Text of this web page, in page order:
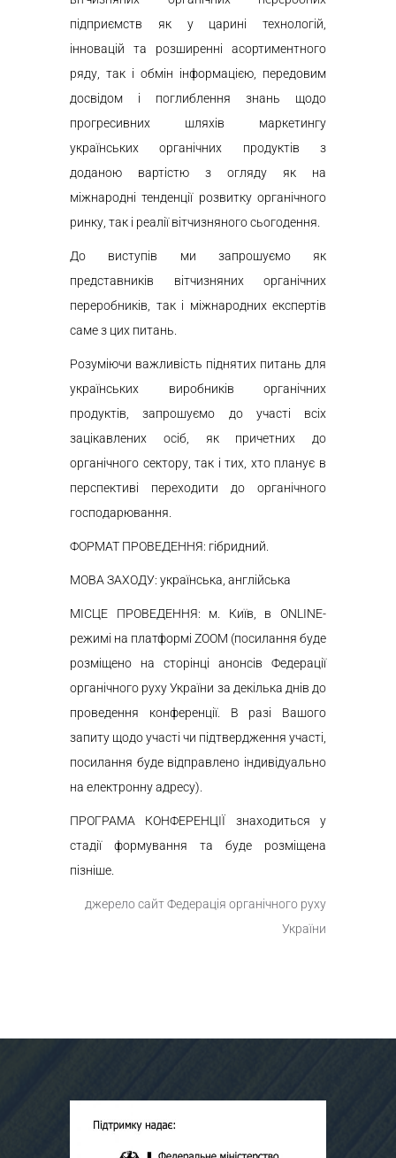
підприємств як у царині технологій,
інновацій та розширенні асортиментного
ряду, так і обмін інформацією, передовим
досвідом і поглиблення знань щодо
прогресивних шляхів маркетингу
українських органічних продуктів з
доданою вартістю з огляду як на
міжнародні тенденції розвитку органічного
ринку, так і реалії вітчизняного сьогодення.
До виступів ми запрошуємо як
представників вітчизняних органічних
переробників, так і міжнародних експертів
саме з цих питань.
Розуміючи важливість піднятих питань для
українських виробників органічних
продуктів, запрошуємо до участі всіх
зацікавлених осіб, як причетних до
органічного сектору, так і тих, хто планує в
перспективі переходити до органічного
господарювання.
ФОРМАТ ПРОВЕДЕННЯ: гібридний.
МОВА ЗАХОДУ: українська, англійська
МІСЦЕ ПРОВЕДЕННЯ: м. Київ, в ONLINE-
режимі на платформі ZOOM (посилання буде
розміщено на сторінці анонсів Федерації
органічного руху України за декілька днів до
проведення конференції. В разі Вашого
запиту щодо участі чи підтвердження участі,
посилання буде відправлено індивідуально
на електронну адресу).
ПРОГРАМА КОНФЕРЕНЦІЇ знаходиться у
стадії формування та буде розміщена
пізніше.
джерело сайт Федерація органічного руху
України